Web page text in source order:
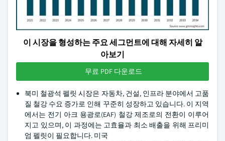
이 시장을 형성하는 주요 세그먼트에 대해 자세히 알
아보기
무료 PDF 다운로드
북미 철광석 펠릿 시장은 자동차, 건설, 인프라 분야에서 고품
질 철강 수요 증가로 인해 꾸준히 성장하고 있습니다. 이 지역
에서는 전기 아크 용광로(EAF) 철강 제조로의 전환이 이루어
지고 있으며, 이 과정에는 고효율과 최소 배출을 위해 프리미
엄 펠릿이 필요합니다. 미국